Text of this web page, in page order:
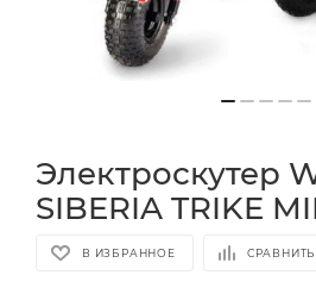
Электроскутер
SIBERIA TRIKE
В ИЗБРАННОЕ СРАВНИТЬ